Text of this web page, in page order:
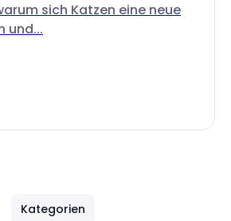
sich Katzen eine neue
und...
Kategorien